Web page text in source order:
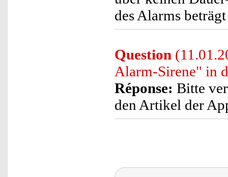
des Alarms
Question
Alarm-Sirene" in
Réponse: Bitte
den Artikel der